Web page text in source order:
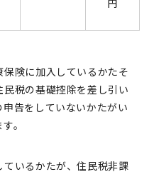
円
険に加入しているかたそ
税の基礎控除を差し引い
告をしていないかたがい
。
いるかたが、住民税非課